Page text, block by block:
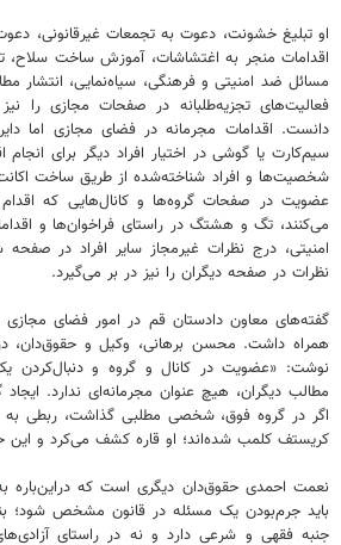
او تبلیغ خشونت، دعوت به تجمعات غیرقانونی،
اقدامات منجر به اغتشاشات، آموزش ساخت
مسائل ضد امنیتی و فرهنگی، سیاه‌نمایی، انتشار
فعالیت‌های تجزیه‌طلبانه در صفحات مجازی را
دانست. اقدامات مجرمانه در فضای مجازی اما
سیم‌کارت یا گوشی در اختیار افراد دیگر برای
شخصیت‌ها و افراد شناخته‌شده از طریق ساخت
عضویت در صفحات گروه‌ها و کانال‌هایی که اقدام
می‌کنند، تگ و هشتگ در راستای فراخوان‌ها و
امنیتی، درج نظرات غیرمجاز سایر افراد در
نظرات در صفحه دیگران را نیز در بر می‌گیرد.
گفته‌های معاون دادستان قم در امور فضای
همراه داشت. محسن برهانی، وکیل و
نوشت: «عضویت در کانال و گروه و
مطالب دیگران، هیچ عنوان مجرمانه‌ای ندارد.
اگر در گروه فوق، شخصی مطلبی گذاشت، ربطی به
کریستف کلمب شده‌اند؛ او قاره کشف می‌کرد و این
نعمت احمدی حقوق‌دان دیگری است که دراین‌باره
باید جرم‌بودن یک مسئله در قانون مشخص شود؛
جنبه فقهی و شرعی دارد و نه در راستای